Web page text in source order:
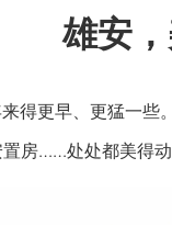
雄安，
更早、更猛一些
房……处处都美得动